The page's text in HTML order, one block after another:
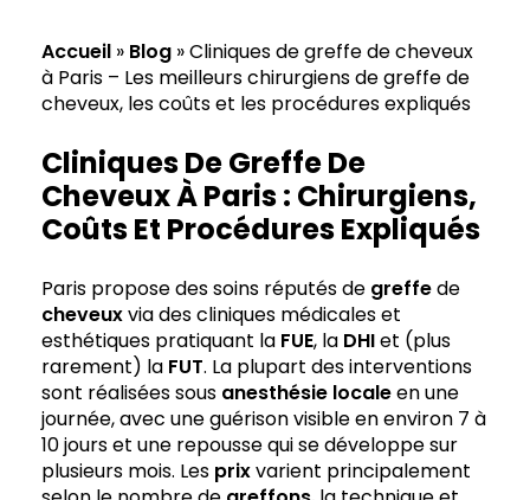
Accueil » Blog »Cliniques de greffe de cheveux
à Paris – Les meilleurs chirurgiens de greffe de
cheveux, les coûts et les procédures expliqués
Cliniques De Greffe De
Cheveux À Paris : Chirurgiens,
Coûts Et Procédures Expliqués
Paris propose des soins réputés de greffede
cheveuxvia des cliniques médicales et
esthétiques pratiquant la FUE, la DHIet (plus
rarement) la FUT. La plupart des interventions
sont réalisées sous anesthésie localeen une
journée, avec une guérison visible en environ 7 à
10 jours et une repousse qui se développe sur
plusieurs mois. Les prixvarient principalement